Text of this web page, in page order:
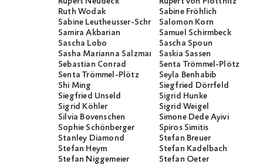
Ruth Wodak
Sabine Fröhlich
Sabine Leutheusser-Schnarrenberger
Salomon Korn
Samira Akbarian
Samuel Schirmbeck
Sascha Lobo
Sascha Spoun
Sasha Marianna Salzmann Saskia Sassen
Sebastian Conrad
Senta Trömmel-Plötz
Senta Trömmel-Plötz
Seyla Benhabib
Shi Ming
Siegfried Dörrfeld
Siegfried Unseld
Sigrid Hunke
Sigrid Köhler
Sigrid Weigel
Silvia Bovenschen
Simone Dede Ayivi
Sophie Schönberger
Spiros Simitis
Stanley Diamond
Stefan Breuer
Stefan Heym
Stefan Kadelbach
Stefan Niggemeier
Stefan Oeter